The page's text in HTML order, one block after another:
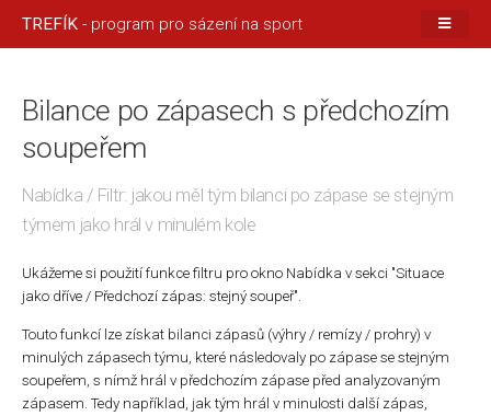
TREFÍK - program pro sázení na sport
Bilance po zápasech s předchozím
soupeřem
Nabídka / Filtr: jakou měl tým bilanci po zápase se stejným
týmem jako hrál v minulém kole
Ukážeme si použití funkce filtru pro okno Nabídka v sekci "Situace
jako dříve / Předchozí zápas: stejný soupeř".
Touto funkcí lze získat bilanci zápasů (výhry / remízy / prohry) v
minulých zápasech týmu, které následovaly po zápase se stejným
soupeřem, s nímž hrál v předchozím zápase před analyzovaným
zápasem. Tedy například, jak tým hrál v minulosti další zápas,